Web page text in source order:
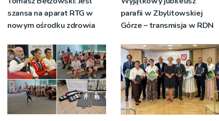
szansa na aparat RTG w
nowym ośrodku zdrowia
parafii w Zbylitowskiej
Górze – transmisja w RDN